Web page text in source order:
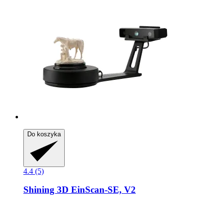
Do koszyka
4.4 (5)
Shining 3D EinScan-​SE, V2